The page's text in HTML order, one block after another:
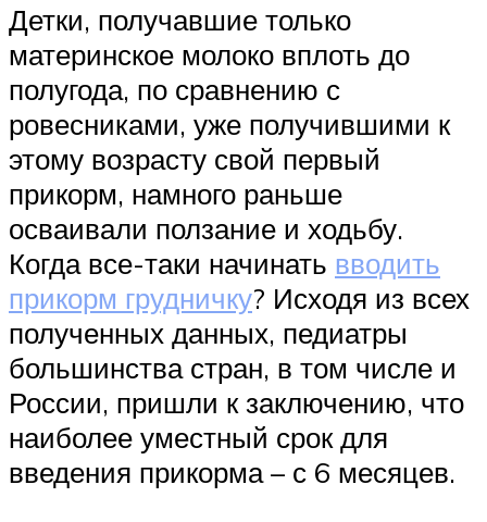
Детки, получавшие только
материнское молоко вплоть до
полугода, по сравнению с
ровесниками, уже получившими к
этому возрасту свой первый
прикорм, намного раньше
осваивали ползание и ходьбу.
Когда все-таки начинать вводить
прикорм грудничку? Исходя из всех
полученных данных, педиатры
большинства стран, в том числе и
России, пришли к заключению, что
наиболее уместный срок для
введения прикорма – с 6 месяцев.